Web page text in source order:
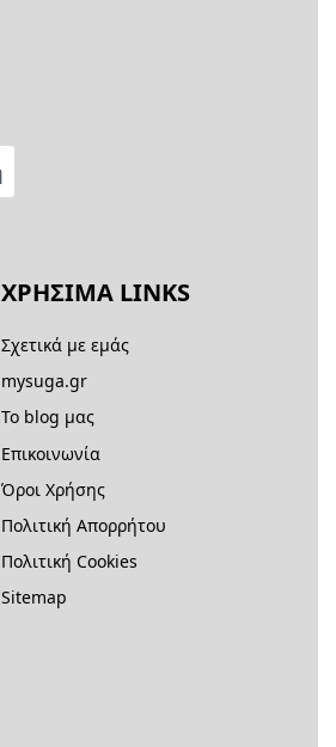
ΧΡΗΣΙΜΑ LINKS
Σχετικά με εμάς
mysuga.gr
Το blog μας
Επικοινωνία
Όροι Χρήσης
Πολιτική Απορρήτου
Πολιτική Cookies
Sitemap